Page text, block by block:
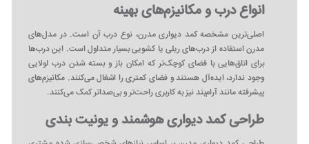
انواع درب و مکانیزم‌های بهینه
اصلی‌ترین مشخصه کمد دیواری مدرن، نوع درب آن است. در مدل‌های
مدرن استفاده از درب‌های ریلی یا کشویی بسیار متداول است. این درب‌ها
برای اتاق‌هایی با فضای کوچک‌تر که امکان باز و بسته شدن درب لولایی
وجود ندارد، ایده‌آل هستند و فضای کمتری را اشغال می‌کنند. مکانیزم‌های
پیشرفته مانند آرام‌بند نیز به کاربری راحت‌تر و بی‌صداتر کمک می‌کنند.
طراحی کمد دیواری هوشمند و یونیت‌ بندی